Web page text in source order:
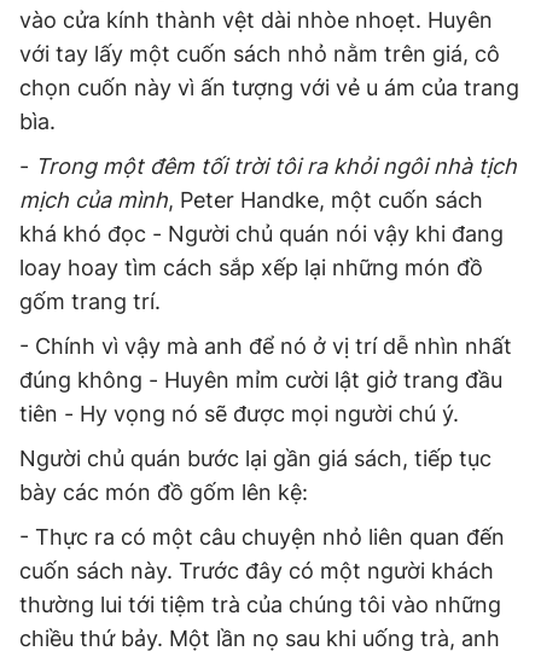
vào cửa kính thành vệt dài nhòe nhoẹt. Huyên
với tay lấy một cuốn sách nhỏ nằm trên giá, cô
chọn cuốn này vì ấn tượng với vẻ u ám của trang
bìa.
- Trong một đêm tối trời tôi ra khỏi ngôi nhà tịch
mịch của mình, Peter Handke, một cuốn sách
khá khó đọc - Người chủ quán nói vậy khi đang
loay hoay tìm cách sắp xếp lại những món đồ
gốm trang trí.
- Chính vì vậy mà anh để nó ở vị trí dễ nhìn nhất
đúng không - Huyên mỉm cười lật giở trang đầu
tiên - Hy vọng nó sẽ được mọi người chú ý.
Người chủ quán bước lại gần giá sách, tiếp tục
bày các món đồ gốm lên kệ:
- Thực ra có một câu chuyện nhỏ liên quan đến
cuốn sách này. Trước đây có một người khách
thường lui tới tiệm trà của chúng tôi vào những
chiều thứ bảy. Một lần nọ sau khi uống trà, anh